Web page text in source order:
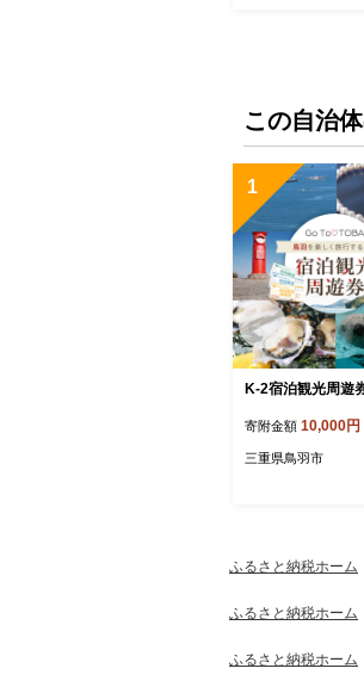
この自治
1
K-2宿泊観光周遊
寄附金額 10,000円
三重県鳥羽市
ふるさと納税ホーム
ふるさと納税ホーム
ふるさと納税ホーム